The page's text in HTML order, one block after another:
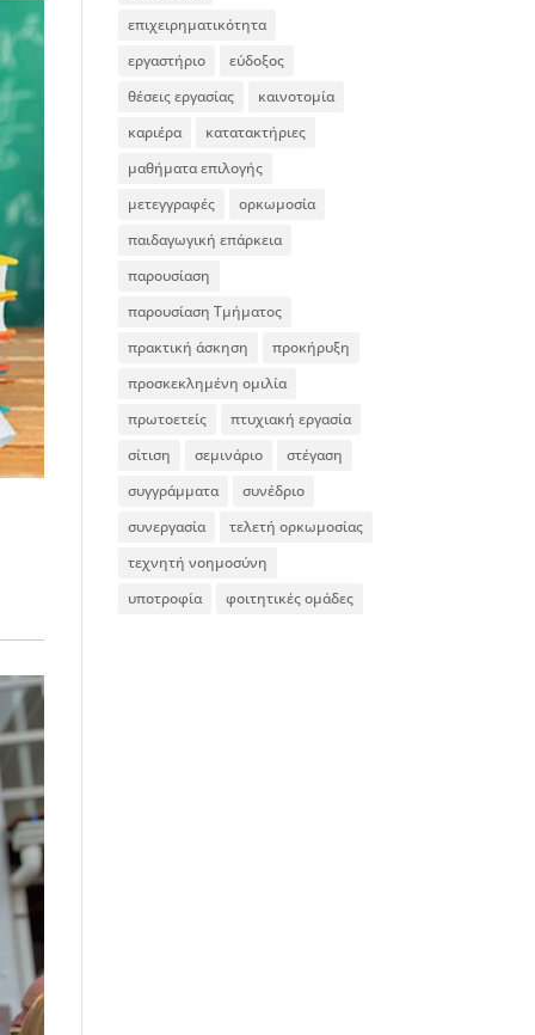
επιχειρηματικότητα
εργαστήριο
εύδοξος
θέσεις εργασίας
καινοτομία
καριέρα
κατατακτήριες
μαθήματα επιλογής
μετεγγραφές
ορκωμοσία
παιδαγωγική επάρκεια
παρουσίαση
παρουσίαση Τμήματος
πρακτική άσκηση
προκήρυξη
προσκεκλημένη ομιλία
πρωτοετείς
πτυχιακή εργασία
σίτιση
σεμινάριο
στέγαση
συγγράμματα
συνέδριο
συνεργασία
τελετή ορκωμοσίας
τεχνητή νοημοσύνη
υποτροφία
φοιτητικές ομάδες